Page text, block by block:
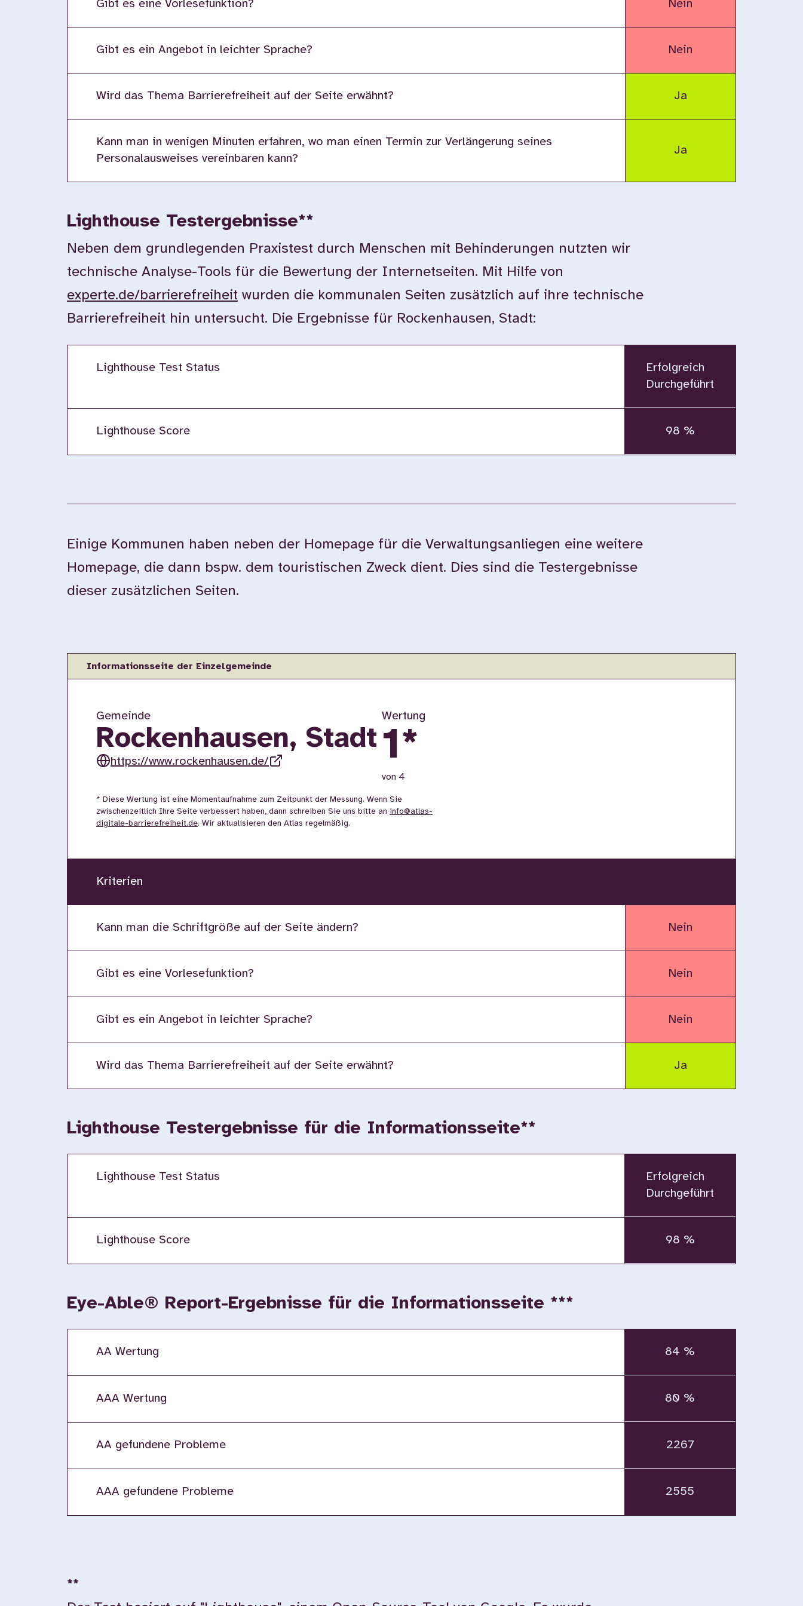
Gibt es eine Vorlesefunktion? Nein
Gibt es ein Angebot in leichter Sprache? Nein
Wird das Thema Barrierefreiheit auf der Seite erwähnt? Ja
Kann man in wenigen Minuten erfahren, wo man einen Termin zur Verlängerung seines
Personalausweises vereinbaren kann?
Ja
Lighthouse Testergebnisse**
Neben dem grundlegenden Praxistest durch Menschen mit Behinderungen nutzten wir
technische Analyse-Tools für die Bewertung der Internetseiten. Mit Hilfe von
experte.de/barrierefreiheit wurden die kommunalen Seiten zusätzlich auf ihre technische
Barrierefreiheit hin untersucht. Die Ergebnisse für Rockenhausen, Stadt:
Lighthouse Test Status
Erfolgreich
Durchgeführt
Lighthouse Score 98 %
Einige Kommunen haben neben der Homepage für die Verwaltungsanliegen eine weitere
Homepage, die dann bspw. dem touristischen Zweck dient. Dies sind die Testergebnisse
dieser zusätzlichen Seiten.
Informationsseite der Einzelgemeinde
Gemeinde
Rockenhausen, Stadt
https://www.rockenhausen.de/
Wertung
1*
von 4
* Diese Wertung ist eine Momentaufnahme zum Zeitpunkt der Messung. Wenn Sie
zwischenzeitlich Ihre Seite verbessert haben, dann schreiben Sie uns bitte an info@atlas-
digitale-barrierefreiheit.de. Wir aktualisieren den Atlas regelmäßig.
Kriterien
Kann man die Schriftgröße auf der Seite ändern? Nein
Gibt es eine Vorlesefunktion? Nein
Gibt es ein Angebot in leichter Sprache? Nein
Wird das Thema Barrierefreiheit auf der Seite erwähnt? Ja
Lighthouse Testergebnisse für die Informationsseite**
Lighthouse Test Status
Erfolgreich
Durchgeführt
Lighthouse Score 98 %
Eye-Able® Report-Ergebnisse für die Informationsseite ***
AA Wertung 84 %
AAA Wertung 80 %
AA gefundene Probleme 2267
AAA gefundene Probleme 2555
**